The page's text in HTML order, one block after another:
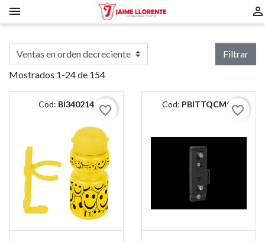
 
Filtrar
Mostrados 1-24 de 154
Cod: BI340214 favorite_border Cod: PBITTQCM02favorite_border